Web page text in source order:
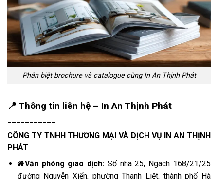
Phân biệt brochure và catalogue cùng In An Thịnh Phát
📍 Thông tin liên hệ – In An Thịnh Phát
CÔNG TY TNHH THƯƠNG MẠI VÀ DỊCH VỤ
IN AN THỊNH
PHÁT
Văn phòng giao dịch: Số nhà 25, Ngách 168/21/25
đường Nguyễn Xiển, phường Thanh Liệt, thành phố Hà